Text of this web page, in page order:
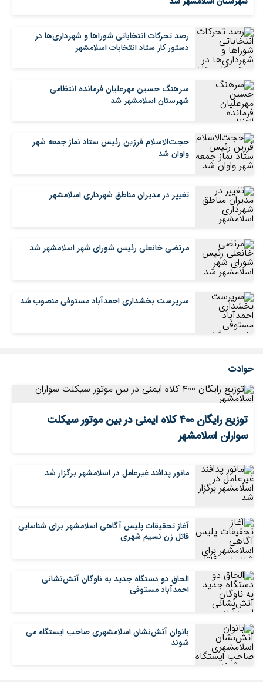
رصد تحرکات انتخاباتی شوراها و شهرداری‌ها در
دستور کار ستاد انتخابات اسلامشهر
سرهنگ حسین مهرعلیان فرمانده انتظامی
شهرستان اسلامشهر شد
حجت‌الاسلام فرزین رئیس ستاد نماز جمعه شهر
واوان شد
تغییر در مدیران مناطق شهرداری اسلامشهر
مرتضی خانعلی رئیس شورای شهر اسلامشهر شد
سرپرست بخشداری احمدآباد مستوفی منصوب شد
حوادث
توزیع رایگان ۴۰۰ کلاه ایمنی در بین موتور سیکلت
سواران اسلامشهر
مانور پدافند غیرعامل در اسلامشهر برگزار شد
آغاز تحقیقات پلیس آگاهی اسلامشهر برای شناسایی
قاتل زن نسیم شهری
الحاق دو دستگاه جدید به ناوگان آتش‌نشانی
احمدآباد مستوفی
بانوان آتش‌نشان اسلامشهری صاحب ایستگاه می
شوند